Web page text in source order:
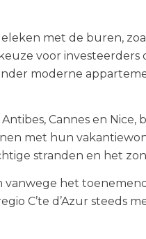
met de buren,
voor investeerders
moderne
Cannes en Nice,
met hun
stranden en het
het
C’te d’Azur steeds